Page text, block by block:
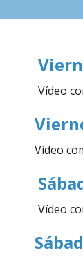
Vídeo
Vídeo
Vídeo